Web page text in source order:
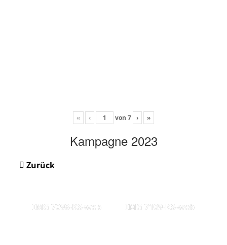
« ‹ von 7 › »
Kampagne 2023
Zurück
IMG 7098-KS-web IMG 7109-KS-web